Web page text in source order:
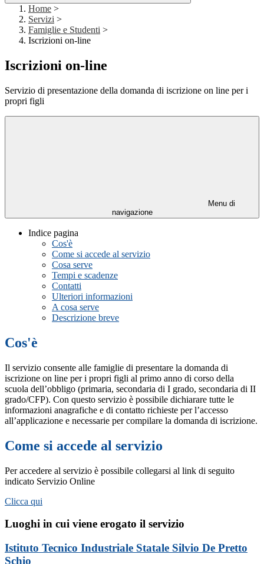
Home >
Servizi >
Famiglie e Studenti >
Iscrizioni on-line
Iscrizioni on-line
Servizio di presentazione della domanda di iscrizione on line per i
propri figli
Menu di
navigazione
Indice pagina
Cos'è
Come si accede al servizio
Cosa serve
Tempi e scadenze
Contatti
Ulteriori informazioni
A cosa serve
Descrizione breve
Cos'è
Il servizio consente alle famiglie di presentare la domanda di
iscrizione on line per i propri figli al primo anno di corso della
scuola dell’obbligo (primaria, secondaria di I grado, secondaria di II
grado/CFP). Con questo servizio è possibile dichiarare tutte le
informazioni anagrafiche e di contatto richieste per l’accesso
all’applicazione e necessarie per compilare la domanda di iscrizione.
Come si accede al servizio
Per accedere al servizio è possibile collegarsi al link di seguito
indicato Servizio Online
Clicca qui
Luoghi in cui viene erogato il servizio
Istituto Tecnico Industriale Statale Silvio De Pretto
Schio